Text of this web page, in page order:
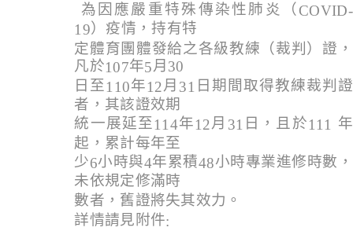
為因應嚴重特殊傳染性肺炎（COVID-
19）疫情，持有特
定體育團體發給之各級教練（裁判）證，
凡於107年5月 30
日至 110年12 月 31 日期間取得教練裁判證
者，其該證效期
統一展延至114年12月 31 日，且於111 年
起，累計每年至
少6小時與4年累積48小時專業進修時數，
未依規定修滿時
數者，舊證將失其效力。
詳情請見附件: